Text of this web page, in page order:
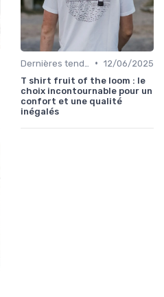
• 12/06/2025
T shirt fruit of the loom : le
choix incontournable pour un
confort et une qualité
inégalés